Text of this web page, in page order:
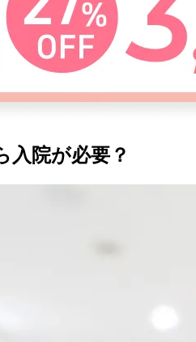
入院が必要？